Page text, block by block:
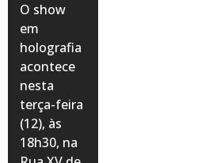
O show
em
holografia
acontece
nesta
terça-feira
(12), às
18h30, na